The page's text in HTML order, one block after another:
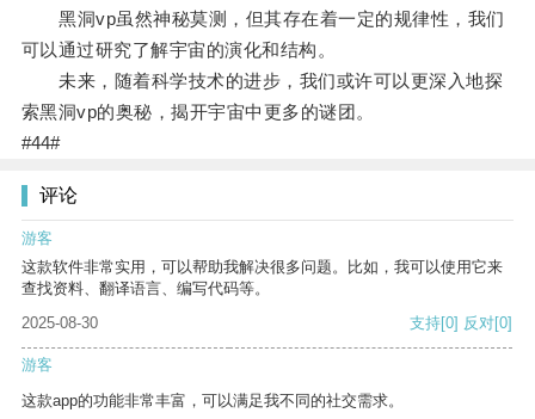
黑洞vp虽然神秘莫测，但其存在着一定的规律性，我们
可以通过研究了解宇宙的演化和结构。
未来，随着科学技术的进步，我们或许可以更深入地探
索黑洞vp的奥秘，揭开宇宙中更多的谜团。
#44#
评论
游客
这款软件非常实用，可以帮助我解决很多问题。比如，我可以使用它来
查找资料、翻译语言、编写代码等。
2025-08-30
支持[0] 反对[0]
游客
这款app的功能非常丰富，可以满足我不同的社交需求。